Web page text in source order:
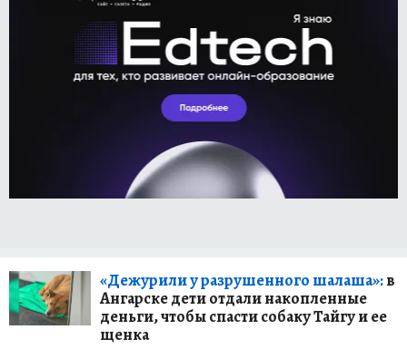
«Дежурили у разрушенного шалаша»:в
Ангарске дети отдали накопленные
деньги, чтобы спасти собаку Тайгу и ее
щенка